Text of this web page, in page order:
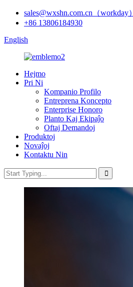
sales@wxshn.com.cn（workday）
+86 13806184930
English
Hejmo
Pri Ni
Kompanio Profilo
Entreprena Koncepto
Enterprise Honoro
Planto Kaj Ekipaĵo
Oftaj Demandoj
Produktoj
Novaĵoj
Kontaktu Nin